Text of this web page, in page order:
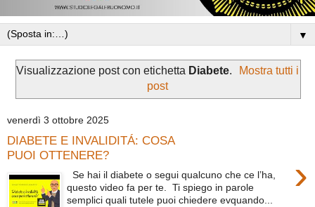
▼
Visualizzazione post con etichetta Diabete.
Mostra tutti i
post
venerdì 3 ottobre 2025
DIABETE E INVALIDITÁ: COSA
PUOI OTTENERE?
›
Se hai il diabete o segui qualcuno che ce l’ha,
questo video fa per te. Ti spiego in parole
semplici quali tutele puoi chiedere evquando...